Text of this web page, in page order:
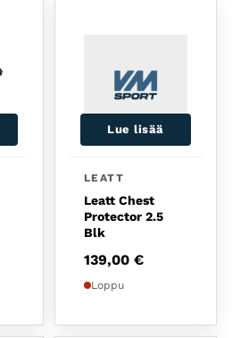
Lue lisää
LEATT
Leatt Chest
Protector 2.5
Blk
139,00 €
Loppu